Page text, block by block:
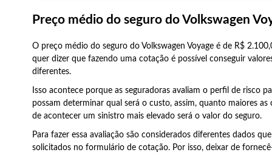
Preço médio do seguro do Volkswagen
O preço médio do seguro do Volkswagen Voyage é de R$
quer dizer que fazendo uma cotação é possível conseguir
diferentes.
Isso acontece porque as seguradoras avaliam o perfil de risco
possam determinar qual será o custo, assim, quanto maiores as
de acontecer um sinistro mais elevado será o valor do seguro.
Para fazer essa avaliação são considerados diferentes dados
solicitados no formulário de cotação. Por isso, deixar de